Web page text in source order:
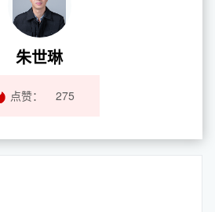
朱世琳
点赞： 275